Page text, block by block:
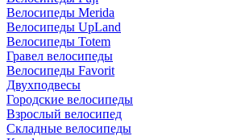
Велосипеды Merida
Велосипеды UpLand
Велосипеды Totem
Гравел велосипеды
Велосипеды Favorit
Двухподвесы
Городские велосипеды
Взрослый велосипед
Складные велосипеды